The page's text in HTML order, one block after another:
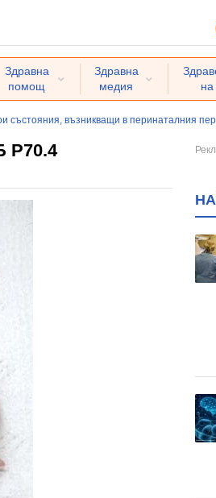
Здравна
помощ
Здравна
медия
на
състояния, възникващи в перинаталния
P70.4